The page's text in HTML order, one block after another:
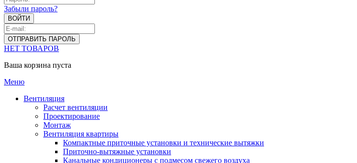
Забыли пароль?
НЕТ ТОВАРОВ
Ваша корзина пуста
Меню
Вентиляция
Расчет вентиляции
Проектирование
Монтаж
Вентиляция квартиры
Компактные приточные установки и технические вытяжки
Приточно-вытяжные установки
Канальные кондиционеры с подмесом свежего воздуха